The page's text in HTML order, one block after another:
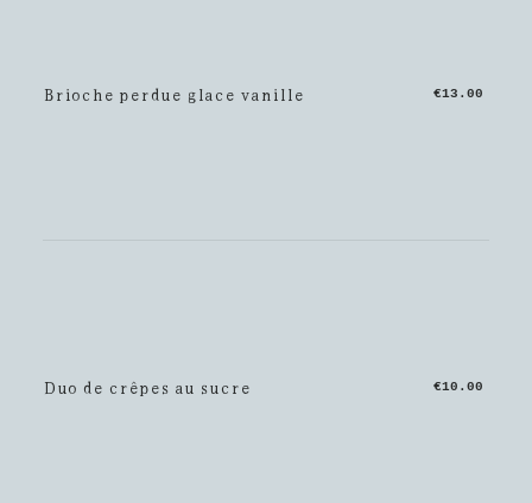
Brioche perdue glace vanille €13.00
Duo de crêpes au sucre €10.00